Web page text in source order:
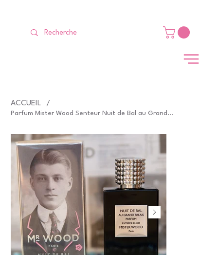
ACCUEIL /
Parfum Mister Wood Senteur Nuit de Bal au Grand Palais Collection Privée